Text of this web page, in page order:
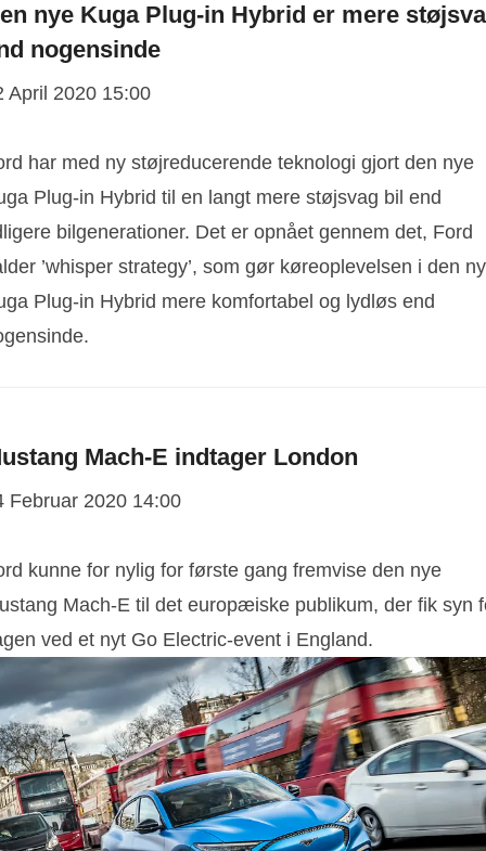
nye Kuga Plug-in Hybrid er mere
nogensinde
April 2020 15:00
har med ny støjreducerende teknologi gjort den nye
Plug-in Hybrid til en langt mere støjsvag bil end
bilgenerationer. Det er opnået gennem det, Ford
’whisper strategy’, som gør køreoplevelsen i den
Plug-in Hybrid mere komfortabel og lydløs end
Mach-E indtager London
Februar 2020 14:00
kunne for nylig for første gang fremvise den nye
Mach-E til det europæiske publikum, der fik syn
ved et nyt Go Electric-event i England.